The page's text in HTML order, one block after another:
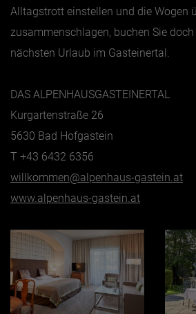
Alltagstrott einstellen und die Wogen
zusammenschlagen, buchen Sie
nächsten Urlaub im Gasteinertal.
DAS ALPENHAUSGASTEINERTAL
Kurgartenstraße 26
5630 Bad Hofgastein
T +43 6432 6356
willkommen@alpenhaus-gastein.at
www.alpenhaus-gastein.at